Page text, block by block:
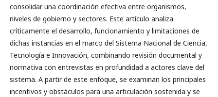
consolidar una coordinación efectiva entre organismos,
niveles de gobierno y sectores. Este artículo analiza
críticamente el desarrollo, funcionamiento y limitaciones de
dichas instancias en el marco del Sistema Nacional de Ciencia,
Tecnología e Innovación, combinando revisión documental y
normativa con entrevistas en profundidad a actores clave del
sistema. A partir de este enfoque, se examinan los principales
incentivos y obstáculos para una articulación sostenida y se